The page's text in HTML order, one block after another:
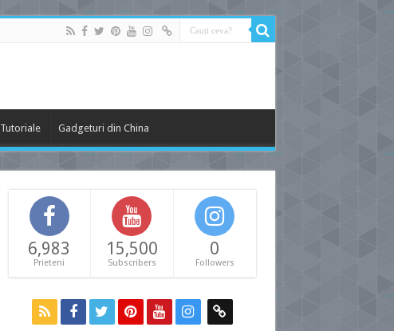
Tutoriale Gadgeturi din China
6,983
Prieteni
15,500
Subscribers
0
Followers